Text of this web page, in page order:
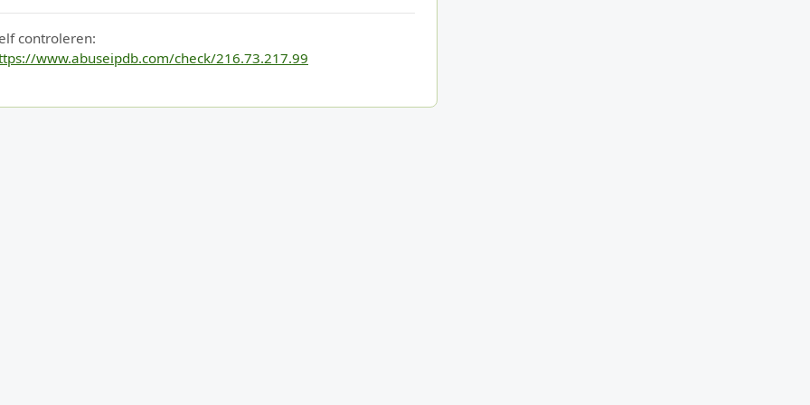
controleren:
www.abuseipdb.com/check/216.73.217.99